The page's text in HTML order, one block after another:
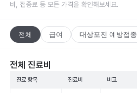
비, 접종료 등 모든 가격을 확인해보세요.
전체 급여 대상포진 예방접종
전체 진료비
진료 항목 진료비 비고